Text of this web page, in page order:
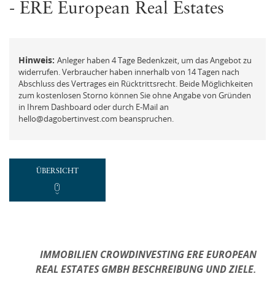
Kontaktanfrage
Vermögensberatung
Beschwerde
oder
Passwort vergessen und ändern
REGISTRIEREN
oder
- ERE European Real Estates
Hinweis: Anleger haben 4 Tage Bedenkzeit, um das Angebot zu
widerrufen. Verbraucher haben innerhalb von 14 Tagen nach
Abschluss des Vertrages ein Rücktrittsrecht. Beide Möglichkeiten
zum kostenlosen Storno können Sie ohne Angabe von Gründen
in Ihrem Dashboard oder durch E-Mail an
hello@dagobertinvest.com beanspruchen.
ÜBERSICHT
IMMOBILIEN CROWDINVESTINGERE EUROPEAN
REAL ESTATES GMBHBESCHREIBUNG UND ZIELE.